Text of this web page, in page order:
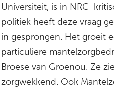
Universiteit, is in NRC
politiek heeft deze vraag
in gesprongen. Het groeit
particuliere
Broese van Groenou. Ze
zorgwekkend. Ook